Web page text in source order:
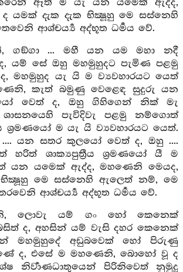
ඈත් ම යැ යන යමෙක් ඇද්ද,
යමක් දැක දැක භික්‍ෂූහු මෙ සස්නෙහි
ආශ්චර්‍ය්‍ය අද්භූත ධර්‍මය වේ.
ගඞ්ගා ... මහී යන යම මහා නදී
යම් සේ ඔහු මහමුහුදට පැමිණ පළමු
මහමුහුද යැ යි ම ව්‍යවහාරයට යෙත්
කැත් බමුණු වෙළෙඳ සුදුරු යන
වෙත් ද, ඔහු ගිහිගෙන් නික් මැ
ශාසනයෙහි පැවිදිවැ පළමු නම්ගොත්
ශ්‍රමණයෝ ම යැ යි ව්‍යවහාරයට යෙත්.
යන සතර කුලයෝ වෙත් ද, ඔහු ....
හරිත් ශාක්‍යපුත්‍රීය ශ්‍රමණයෝ යී ම
යන යමෙක් ඇද්ද, මහණෙනි මෙයද,
භික්‍ෂූහු මෙ සස්නෙහි ඇලෙත් නම්, මෙ
ආශ්චර්‍ය්‍ය අද්භූත ධර්‍මය වේ.
ලොවැ යම් ගං හෝ කෙනෙක්
ද, අහසින් යම් වැසි දහර කෙනෙක්
මහමුහුදේ අඩුබවෙක් හෝ පිරුණු
ද, එසේ ම මහණෙනි, බොහෝ වූ ද
නිර්‍වාණධාතුයෙන් පිරිනිවෙත් නුමුදු